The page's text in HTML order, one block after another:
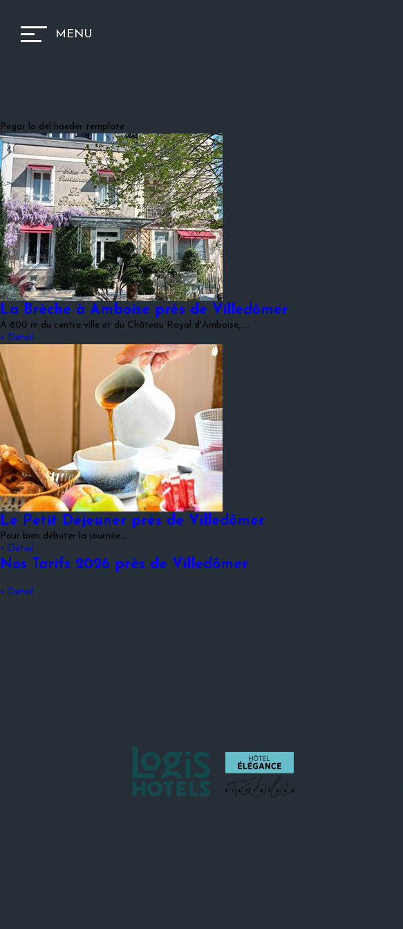
MENU
Pegar lo del haeder template
La Brèche à Amboise près de Villedômer
A 800 m du centre ville et du Château Royal d'Amboise, …
+ Détail
Le Petit Déjeuner près de Villedômer
Pour bien débuter la journée...
+ Détail
Nos Tarifs 2026 près de Villedômer
+ Détail